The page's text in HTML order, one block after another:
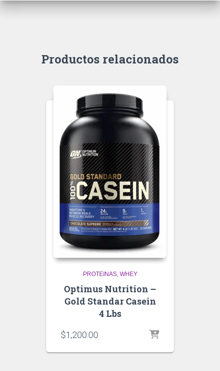
Productos relacionados
PROTEINAS WHEY
Optimus Nutrition –
Gold Standar Casein
4 Lbs
$1,200.00